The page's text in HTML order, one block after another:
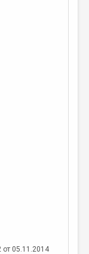
05.11.2014